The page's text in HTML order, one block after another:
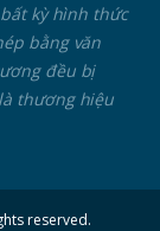
kỳ hình thức
bằng văn
đều bị
thương hiệu
reserved.